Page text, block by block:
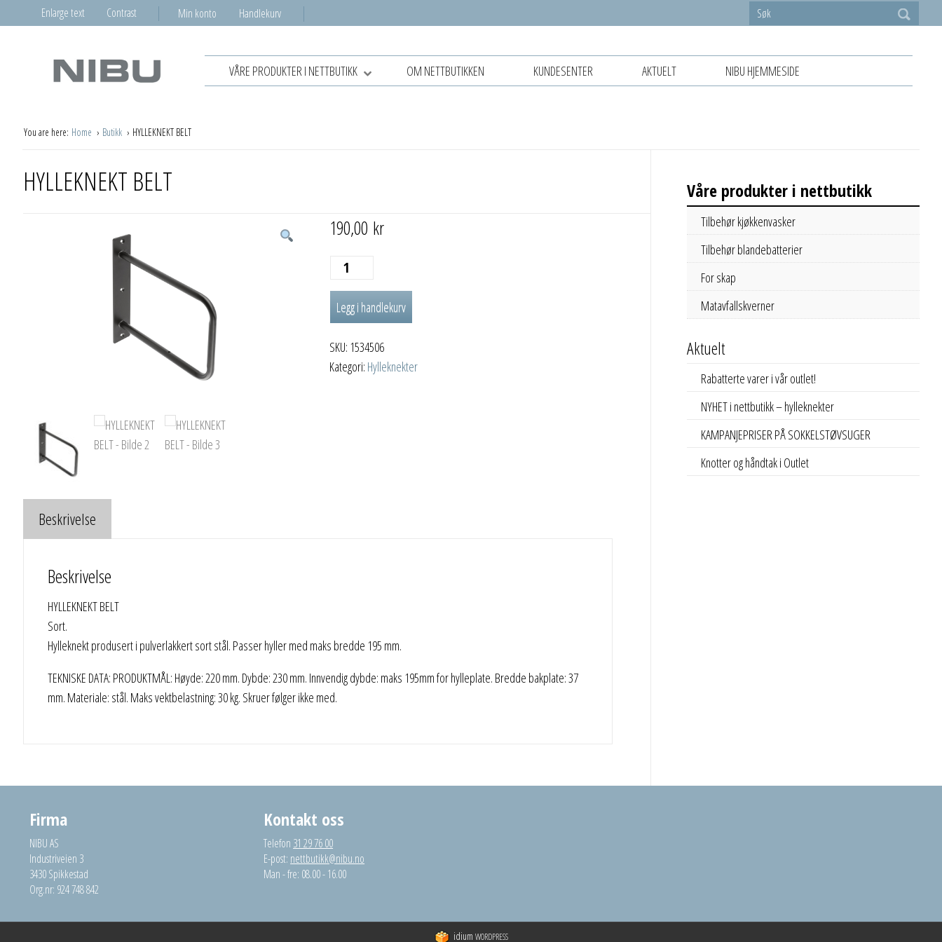
Enlarge text Contrast Min konto Handlekurv
VÅRE PRODUKTER I NETTBUTIKK OM NETTBUTIKKEN KUNDESENTER AKTUELT NIBU HJEMMESIDE
You are here: Home Butikk HYLLEKNEKT BELT
HYLLEKNEKT BELT
190,00 kr
HYLLEKNEKT
BELT
antall
Legg i handlekurv
SKU: 1534506
Kategori: Hylleknekter
Beskrivelse
Beskrivelse
HYLLEKNEKT BELT
Sort.
Hylleknekt produsert i pulverlakkert sort stål. Passer hyller med maks bredde 195 mm.
TEKNISKE DATA: PRODUKTMÅL: Høyde: 220 mm. Dybde: 230 mm. Innvendig dybde: maks 195mm for hylleplate. Bredde bakplate: 37
mm. Materiale: stål. Maks vektbelastning: 30 kg. Skruer følger ikke med.
Våre produkter i nettbutikk
Tilbehør kjøkkenvasker
Tilbehør blandebatterier
For skap
Matavfallskverner
Aktuelt
Rabatterte varer i vår outlet!
NYHET i nettbutikk – hylleknekter
KAMPANJEPRISER PÅ SOKKELSTØVSUGER
Knotter og håndtak i Outlet
Firma
NIBU AS
Industriveien 3
3430 Spikkestad
Org.nr: 924 748 842
Kontakt oss
Telefon 31 29 76 00
E-post: nettbutikk@nibu.no
Man - fre: 08.00 - 16.00
idium WORDPRESS